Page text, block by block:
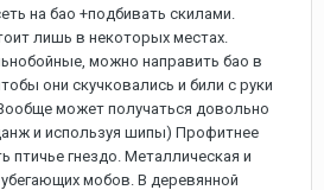
на бао +подбивать скилами.
лишь в некоторых местах.
можно направить бао в
они скучковались и били с руки
может получаться довольно
и используя шипы) Профитнее
птичье гнездо. Металлическая и
мобов. В деревянной